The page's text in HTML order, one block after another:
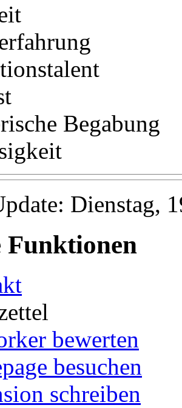
Begabung
Dienstag,
Funktionen
bewerten
besuchen
schreiben